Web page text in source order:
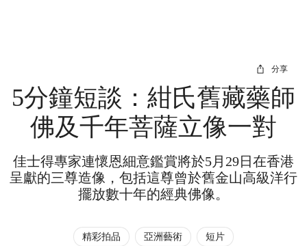
分享
5分鐘短談：紺氏舊藏藥師
佛及千年菩薩立像一對
佳士得專家連懷恩細意鑑賞將於5月29日在香港
呈獻的三尊造像，包括這尊曾於舊金山高級洋行
擺放數十年的經典佛像。
精彩拍品 亞洲藝術 短片